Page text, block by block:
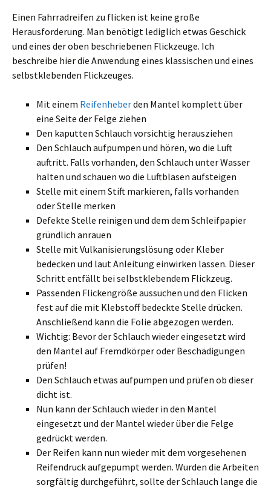
Einen Fahrradreifen zu flicken ist keine große
Herausforderung. Man benötigt lediglich etwas Geschick
und eines der oben beschriebenen Flickzeuge. Ich
beschreibe hier die Anwendung eines klassischen und eines
selbstklebenden Flickzeuges.
Mit einem Reifenheberden Mantel komplett über
eine Seite der Felge ziehen
Den kaputten Schlauch vorsichtig herausziehen
Den Schlauch aufpumpen und hören, wo die Luft
auftritt. Falls vorhanden, den Schlauch unter Wasser
halten und schauen wo die Luftblasen aufsteigen
Stelle mit einem Stift markieren, falls vorhanden
oder Stelle merken
Defekte Stelle reinigen und dem dem Schleifpapier
gründlich anrauen
Stelle mit Vulkanisierungslösung oder Kleber
bedecken und laut Anleitung einwirken lassen. Dieser
Schritt entfällt bei selbstklebendem Flickzeug.
Passenden Flickengröße aussuchen und den Flicken
fest auf die mit Klebstoff bedeckte Stelle drücken.
Anschließend kann die Folie abgezogen werden.
Wichtig: Bevor der Schlauch wieder eingesetzt wird
den Mantel auf Fremdkörper oder Beschädigungen
prüfen!
Den Schlauch etwas aufpumpen und prüfen ob dieser
dicht ist.
Nun kann der Schlauch wieder in den Mantel
eingesetzt und der Mantel wieder über die Felge
gedrückt werden.
Der Reifen kann nun wieder mit dem vorgesehenen
Reifendruck aufgepumpt werden. Wurden die Arbeiten
sorgfältig durchgeführt, sollte der Schlauch lange die